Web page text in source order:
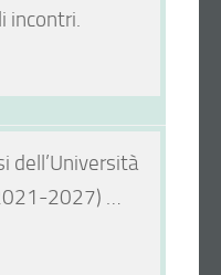
incontri.
dell’Università
2027) …